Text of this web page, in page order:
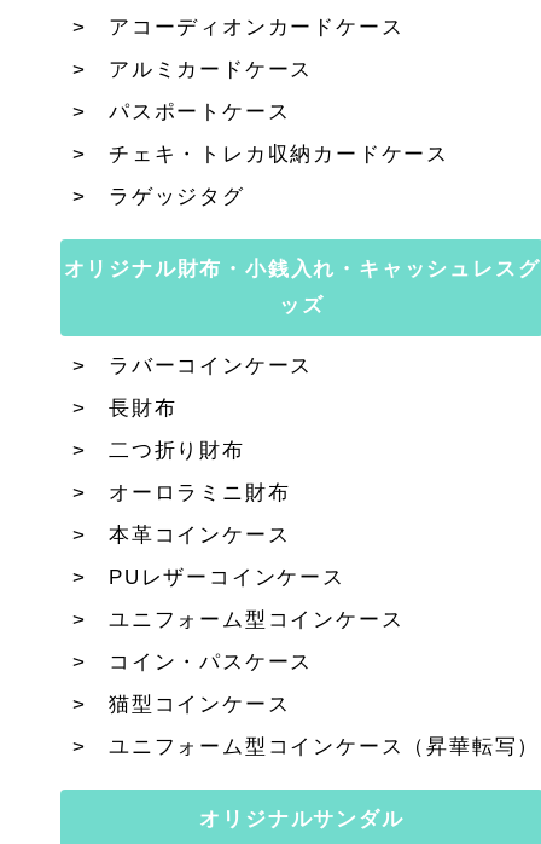
アコーディオンカードケース
アルミカードケース
パスポートケース
チェキ・トレカ収納カードケース
ラゲッジタグ
オリジナル財布・小銭入れ・キャッシュレスグ
ッズ
ラバーコインケース
長財布
二つ折り財布
オーロラミニ財布
本革コインケース
PUレザーコインケース
ユニフォーム型コインケース
コイン・パスケース
猫型コインケース
ユニフォーム型コインケース（昇華転写）
オリジナルサンダル